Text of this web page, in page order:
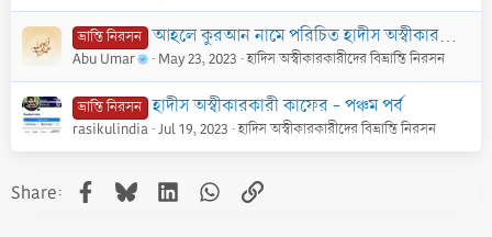
ভ্রান্তি নিরসন আহলে কুরআন নামে পরিচিত হাদীস অস্বীকারকারী ফিরকা নব্য মুতাযিলাদের কিছু বিভ্রান্তিমূলক প্রশ্নের জবাব
Abu Umar May 23, 2023 হাদিস অস্বীকারকারীদের বিভ্রান্তি নিরসন
ভ্রান্তি নিরসন হাদীস অস্বীকারকারী কাফের - পঞ্চম পর্ব
rasikulindia Jul 19, 2023 হাদিস অস্বীকারকারীদের বিভ্রান্তি নিরসন
Share: Facebook
BlueskyLinkedInWhatsApp
Link